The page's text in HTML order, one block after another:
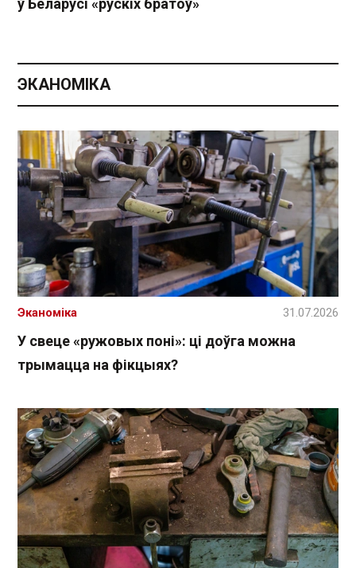
ў Беларусі «рускіх братоў»
ЭКАНОМІКА
У свеце «ружовых поні»: ці доўга можна
трымацца на фікцыях?
Эканоміка 31.07.2026